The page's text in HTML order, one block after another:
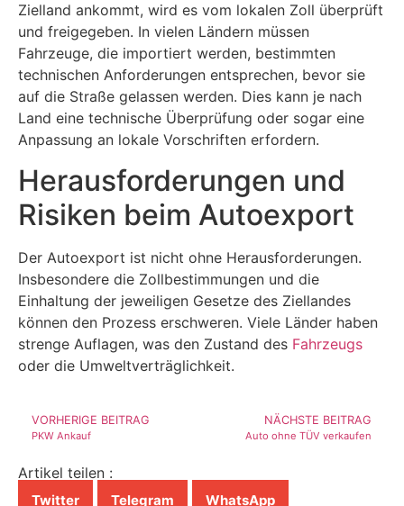
Zielland ankommt, wird es vom lokalen Zoll überprüft
und freigegeben. In vielen Ländern müssen
Fahrzeuge, die importiert werden, bestimmten
technischen Anforderungen entsprechen, bevor sie
auf die Straße gelassen werden. Dies kann je nach
Land eine technische Überprüfung oder sogar eine
Anpassung an lokale Vorschriften erfordern.
Herausforderungen und
Risiken beim Autoexport
Der Autoexport ist nicht ohne Herausforderungen.
Insbesondere die Zollbestimmungen und die
Einhaltung der jeweiligen Gesetze des Ziellandes
können den Prozess erschweren. Viele Länder haben
strenge Auflagen, was den Zustand des Fahrzeugs
oder die Umweltverträglichkeit.
VORHERIGE BEITRAG
PKW Ankauf
NÄCHSTE BEITRAG
Auto ohne TÜV verkaufen
Artikel teilen :
Twitter Telegram WhatsApp